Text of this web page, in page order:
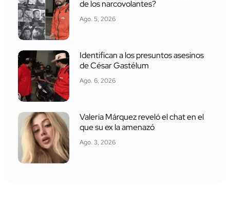
de los narcovolantes?
Ago. 5, 2026
Identifican a los presuntos asesinos
de César Gastélum
Ago. 6, 2026
Valeria Márquez reveló el chat en el
que su ex la amenazó
Ago. 3, 2026